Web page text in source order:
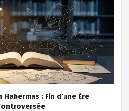
Habermas : Fin d’une Ère